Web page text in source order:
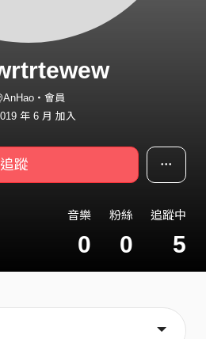
・會員
年 6 月 加入
蹤
音樂
0
粉絲
0
追蹤中
5